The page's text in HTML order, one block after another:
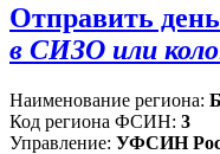
Отправить
в СИЗО или
Наименование региона:
Код региона ФСИН: 3
Управление: УФСИН